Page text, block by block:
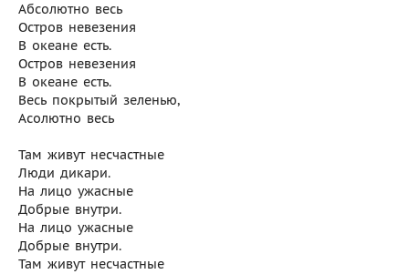
Абсолютно весь
Остров невезения
В океане есть.
Остров невезения
В океане есть.
Весь покрытый зеленью,
Асолютно весь
Там живут несчастные
Люди дикари.
На лицо ужасные
Добрые внутри.
На лицо ужасные
Добрые внутри.
Там живут несчастные